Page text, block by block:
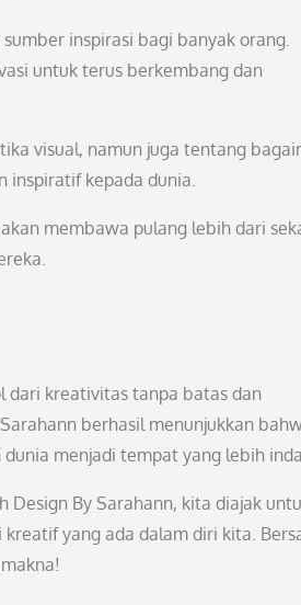
inspirasi bagi banyak orang.
untuk terus berkembang dan
visual, namun juga tentang
inspiratif kepada dunia.
membawa pulang lebih dari
dari kreativitas tanpa batas dan
berhasil menunjukkan
menjadi tempat yang lebih
By Sarahann, kita diajak
yang ada dalam diri kita.